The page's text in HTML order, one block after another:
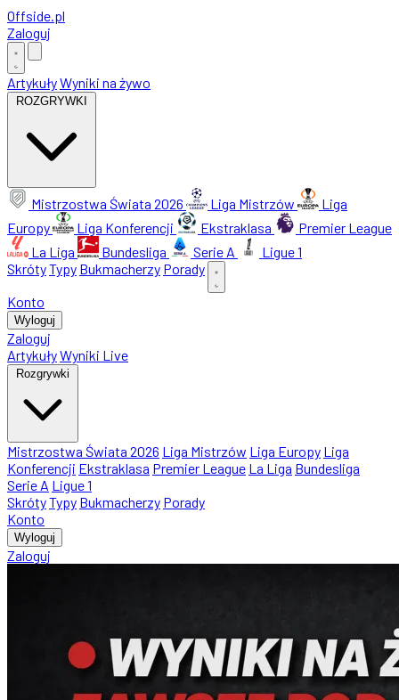
Offside.pl
Zaloguj
ArtykułyWyniki na żywo
ROZGRYWKI
Mistrzostwa Świata 2026 Liga Mistrzów
Liga
Europy
Liga Konferencji Ekstraklasa
Premier League
La Liga
Bundesliga Serie A
Ligue 1
SkrótyTypy Bukmacherzy Porady
Konto
Wyloguj
Zaloguj
ArtykułyWyniki Live
Rozgrywki
Mistrzostwa Świata 2026 Liga Mistrzów Liga Europy Liga
Konferencji Ekstraklasa Premier League La Liga Bundesliga
Serie A Ligue 1
SkrótyTypy Bukmacherzy Porady
Konto
Wyloguj
Zaloguj